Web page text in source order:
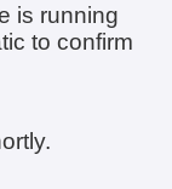
is running
to confirm